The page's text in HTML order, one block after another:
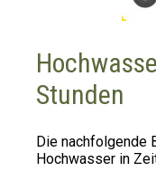
Stunden
Die nachfolgende
Hochwasser in